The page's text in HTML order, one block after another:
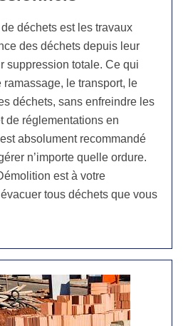
déchets est les travaux
des déchets depuis leur
suppression totale. Ce qui
le transport, le
déchets, sans enfreindre les
de réglementations en
absolument recommandé
n’importe quelle ordure.
est à votre
tous déchets que vous